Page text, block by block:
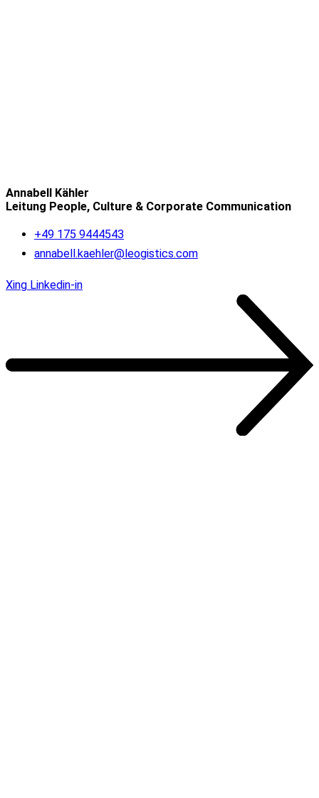
Annabell Kähler
Leitung People, Culture & Corporate Communication
+49 175 9444543
annabell.kaehler@leogistics.com
Xing Linkedin-in